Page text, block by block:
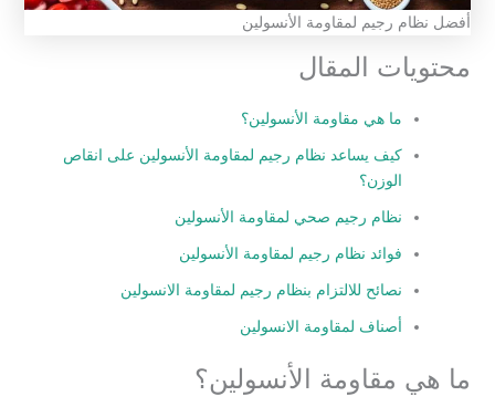
أفضل نظام رجيم لمقاومة الأنسولين
محتويات المقال
ما هي مقاومة الأنسولين؟
كيف يساعد نظام رجيم لمقاومة الأنسولين على انقاص
الوزن؟
نظام رجيم صحي لمقاومة الأنسولين
فوائد نظام رجيم لمقاومة الأنسولين
نصائح للالتزام بنظام رجيم لمقاومة الانسولين
أصناف لمقاومة الانسولين
ما هي مقاومة الأنسولين؟